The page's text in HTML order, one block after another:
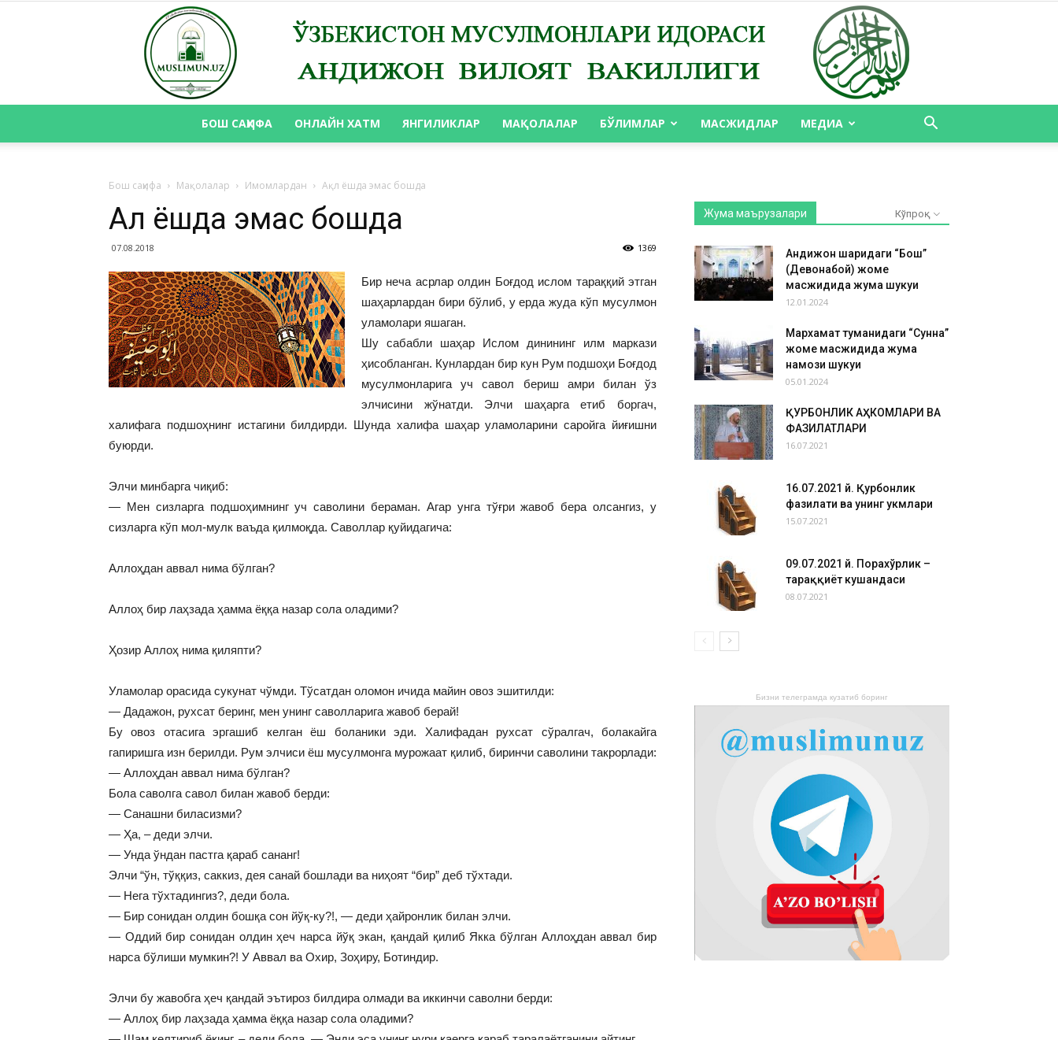
ВАКИЛЛИГИ
БОШ САҲИФА ОНЛАЙН ХАТМ ЯНГИЛИКЛАР МАҚОЛАЛАР БЎЛИМЛАР МАСЖИДЛАР МЕДИА
Бош саҳифа Мақолалар Имомлардан Ақл ёшда эмас бошда
Ақл ёшда эмас бошда
07.08.2018 1369
Бир неча асрлар олдин Боғдод ислом тараққий этган
шаҳарлардан бири бўлиб, у ерда жуда кўп мусулмон
уламолари яшаган.
Шу сабабли шаҳар Ислом динининг илм маркази
ҳисобланган. Кунлардан бир кун Рум подшоҳи Боғдод
мусулмонларига уч савол бериш амри билан ўз
элчисини жўнатди. Элчи шаҳарга етиб боргач,
халифага подшоҳнинг истагини билдирди. Шунда халифа шаҳар уламоларини саройга йиғишни
буюрди.
Элчи минбарга чиқиб:
— Мен сизларга подшоҳимнинг уч саволини бераман. Агар унга тўғри жавоб бера олсангиз, у
сизларга кўп мол-мулк ваъда қилмоқда. Саволлар қуйидагича:
Аллоҳдан аввал нима бўлган?
Аллоҳ бир лаҳзада ҳамма ёққа назар сола оладими?
Ҳозир Аллоҳ нима қиляпти?
Уламолар орасида сукунат чўмди. Тўсатдан оломон ичида майин овоз эшитилди:
— Дадажон, рухсат беринг, мен унинг саволларига жавоб берай!
Бу овоз отасига эргашиб келган ёш боланики эди. Халифадан рухсат сўралгач, болакайга
гапиришга изн берилди. Рум элчиси ёш мусулмонга мурожаат қилиб, биринчи саволини такрорлади:
— Аллоҳдан аввал нима бўлган?
Бола саволга савол билан жавоб берди:
— Санашни биласизми?
— Ҳа, – деди элчи.
— Унда ўндан пастга қараб сананг!
Элчи “ўн, тўққиз, саккиз, дея санай бошлади ва ниҳоят “бир” деб тўхтади.
— Нега тўхтадингиз?, деди бола.
— Бир сонидан олдин бошқа сон йўқ-ку?!, — деди ҳайронлик билан элчи.
— Оддий бир сонидан олдин ҳеч нарса йўқ экан, қандай қилиб Якка бўлган Аллоҳдан аввал бир
нарса бўлиши мумкин?! У Аввал ва Охир, Зоҳиру, Ботиндир.
Элчи бу жавобга ҳеч қандай эътироз билдира олмади ва иккинчи саволни берди:
— Аллоҳ бир лаҳзада ҳамма ёққа назар сола оладими?
Жума маърузалари Кўпроқ
Андижон шаҳридаги “Бош”
(Девонабой) жоме
масжидида жума шукуҳи
12.01.2024
Мархамат туманидаги “Сунна”
жоме масжидида жума
намози шукуҳи
05.01.2024
ҚУРБОНЛИК АҲКОМЛАРИ ВА
ФАЗИЛАТЛАРИ
16.07.2021
16.07.2021 й. Қурбонлик
фазилати ва унинг ҳукмлари
15.07.2021
09.07.2021 й. Порахўрлик –
тараққиёт кушандаси
08.07.2021
Бизни телеграмда кузатиб боринг